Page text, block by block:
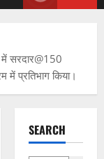
में सरदार@150
में प्रतिभाग किया।
SEARCH